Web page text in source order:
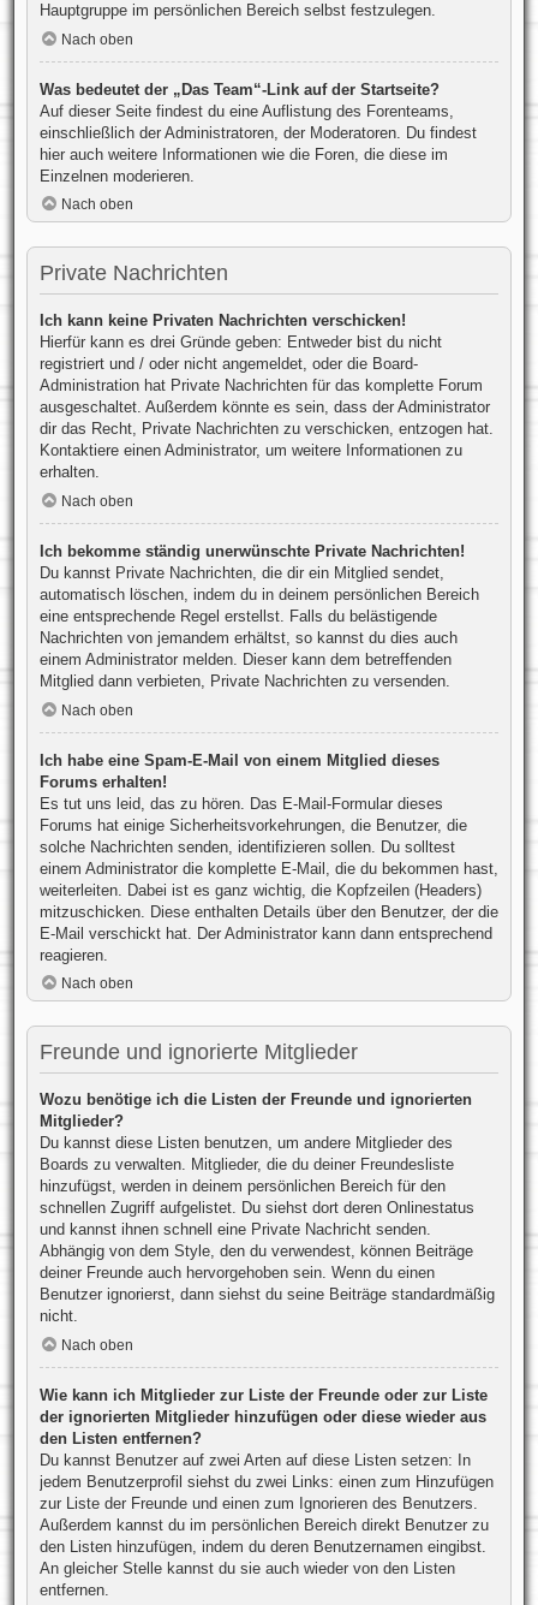
Hauptgruppe im persönlichen Bereich selbst festzulegen.
Nach oben
Was bedeutet der „Das Team“-Link auf der Startseite?
Auf dieser Seite findest du eine Auflistung des Forenteams,
einschließlich der Administratoren, der Moderatoren. Du findest
hier auch weitere Informationen wie die Foren, die diese im
Einzelnen moderieren.
Nach oben
Private Nachrichten
Ich kann keine Privaten Nachrichten verschicken!
Hierfür kann es drei Gründe geben: Entweder bist du nicht
registriert und / oder nicht angemeldet, oder die Board-
Administration hat Private Nachrichten für das komplette Forum
ausgeschaltet. Außerdem könnte es sein, dass der Administrator
dir das Recht, Private Nachrichten zu verschicken, entzogen hat.
Kontaktiere einen Administrator, um weitere Informationen zu
erhalten.
Nach oben
Ich bekomme ständig unerwünschte Private Nachrichten!
Du kannst Private Nachrichten, die dir ein Mitglied sendet,
automatisch löschen, indem du in deinem persönlichen Bereich
eine entsprechende Regel erstellst. Falls du belästigende
Nachrichten von jemandem erhältst, so kannst du dies auch
einem Administrator melden. Dieser kann dem betreffenden
Mitglied dann verbieten, Private Nachrichten zu versenden.
Nach oben
Ich habe eine Spam-E-Mail von einem Mitglied dieses
Forums erhalten!
Es tut uns leid, das zu hören. Das E-Mail-Formular dieses
Forums hat einige Sicherheitsvorkehrungen, die Benutzer, die
solche Nachrichten senden, identifizieren sollen. Du solltest
einem Administrator die komplette E-Mail, die du bekommen hast,
weiterleiten. Dabei ist es ganz wichtig, die Kopfzeilen (Headers)
mitzuschicken. Diese enthalten Details über den Benutzer, der die
E-Mail verschickt hat. Der Administrator kann dann entsprechend
reagieren.
Nach oben
Freunde und ignorierte Mitglieder
Wozu benötige ich die Listen der Freunde und ignorierten
Mitglieder?
Du kannst diese Listen benutzen, um andere Mitglieder des
Boards zu verwalten. Mitglieder, die du deiner Freundesliste
hinzufügst, werden in deinem persönlichen Bereich für den
schnellen Zugriff aufgelistet. Du siehst dort deren Onlinestatus
und kannst ihnen schnell eine Private Nachricht senden.
Abhängig von dem Style, den du verwendest, können Beiträge
deiner Freunde auch hervorgehoben sein. Wenn du einen
Benutzer ignorierst, dann siehst du seine Beiträge standardmäßig
nicht.
Nach oben
Wie kann ich Mitglieder zur Liste der Freunde oder zur Liste
der ignorierten Mitglieder hinzufügen oder diese wieder aus
den Listen entfernen?
Du kannst Benutzer auf zwei Arten auf diese Listen setzen: In
jedem Benutzerprofil siehst du zwei Links: einen zum Hinzufügen
zur Liste der Freunde und einen zum Ignorieren des Benutzers.
Außerdem kannst du im persönlichen Bereich direkt Benutzer zu
den Listen hinzufügen, indem du deren Benutzernamen eingibst.
An gleicher Stelle kannst du sie auch wieder von den Listen
entfernen.